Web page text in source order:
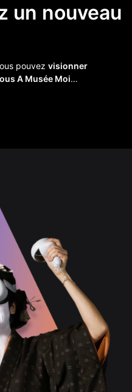
un nouveau
pouvez visionner
A Musée Moi…